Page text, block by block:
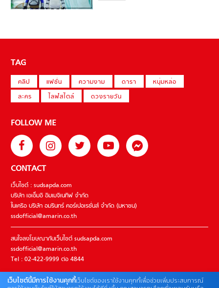
TAG
คลิป แฟชั่น ความงาม ดารา
หนุ่มหล่อ
ละคร
ไลฟ์สไตล์ ดวงรายวัน
FOLLOW ME
CONTACT
เว็บไซต์ : sudsapda.com
บริษัท เอเอ็มอี อิมเมจิเนทีฟ จำกัด
ในเครือ บริษัท อมรินทร์ คอร์เปอเรชั่นส์ จำกัด (มหาชน)
ssdofficial@amarin.co.th
สนใจลงโฆษณากับเว็บไซต์ sudsapda.com
ssdofficial@amarin.co.th
Tel : 02-422-9999 ต่อ 4844
เว็บไซต์นี้มีการใช้งานคุกกี้เว็บไซต์ของเราใช้งานคุกกี้เพื่อช่วยเพิ่มประสบการณ์